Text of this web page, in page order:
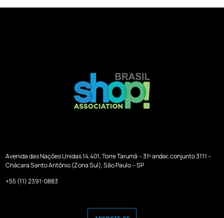
Avenida das Nações Unidas 14.401, Torre Tarumã – 31º andar, conjunto 3111 –
Chácara Santo Antônio (Zona Sul), São Paulo – SP
+55 (11) 2391-0883